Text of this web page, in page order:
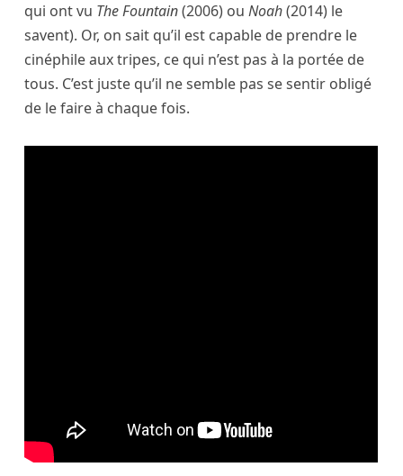
qui ont vu The Fountain(2006) ouNoah(2014) le
savent). Or, on sait qu’il est capable de prendre le
cinéphile aux tripes, ce qui n’est pas à la portée de
tous. C’est juste qu’il ne semble pas se sentir obligé
de le faire à chaque fois.